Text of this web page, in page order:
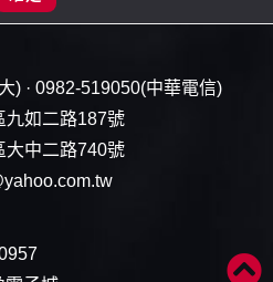
) · 0982-519050(中華電信)
九如二路187號
大中二路740號